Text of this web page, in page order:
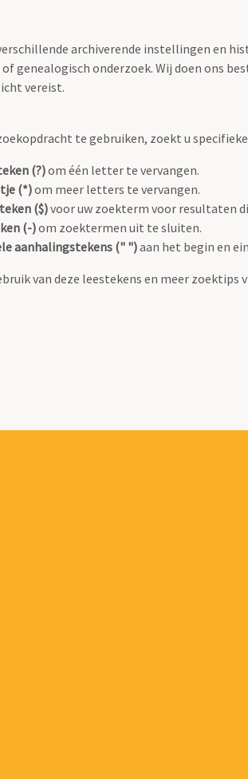
archiverende instellingen en
onderzoek. Wij doen ons
vereist.
te gebruiken, zoekt u
(?)om één letter te vervangen.
(*)om meer letters te vervangen.
($)voor uw zoekterm voor resultaten
(-)om zoektermen uit te sluiten.
aanhalingstekens (" ")aan het begin en
van deze leestekens en meer zoektips